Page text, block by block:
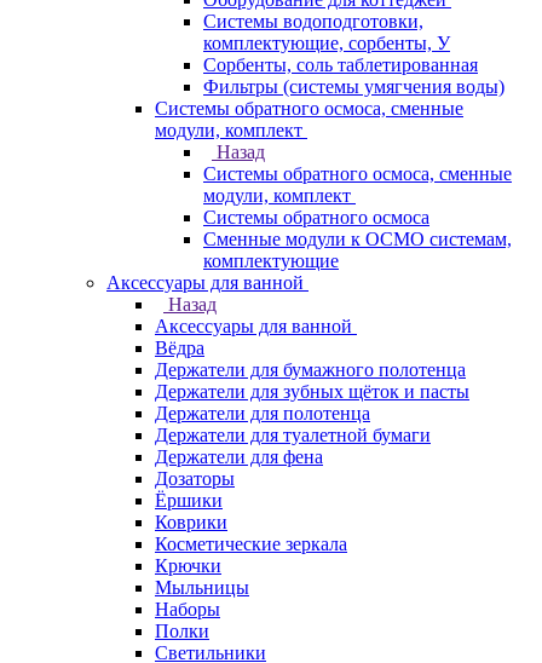
Системы водоподготовки,
комплектующие, сорбенты, У
Сорбенты, соль таблетированная
Фильтры (системы умягчения воды)
Системы обратного осмоса, сменные
модули, комплект
Назад
Системы обратного осмоса, сменные
модули, комплект
Системы обратного осмоса
Сменные модули к ОСМО системам,
комплектующие
Аксессуары для ванной
Назад
Аксессуары для ванной
Вёдра
Держатели для бумажного полотенца
Держатели для зубных щёток и пасты
Держатели для полотенца
Держатели для туалетной бумаги
Держатели для фена
Дозаторы
Ёршики
Коврики
Косметические зеркала
Крючки
Мыльницы
Наборы
Полки
Светильники